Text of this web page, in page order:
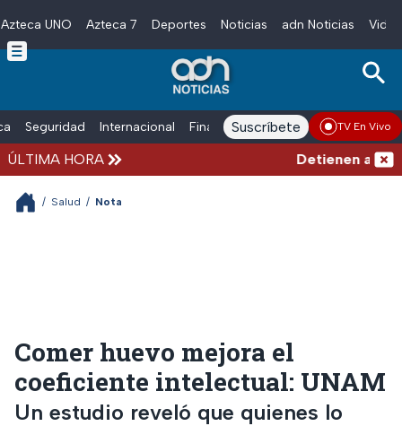
Skip to main content
Azteca UNO Azteca 7 Deportes Noticias adn Noticias
Seguridad Internacional Finanzas adn Noticias Radio
Suscríbete TV En Vivo
ÚLTIMA HORA Detienen al
/ Salud / Nota
Comer huevo mejora el
coeficiente intelectual: UNAM
Un estudio reveló que quienes lo